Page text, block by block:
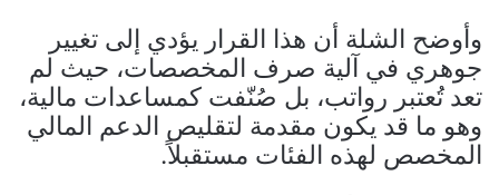
وأوضح الشلة أن هذا القرار يؤدي إلى تغيير
جوهري في آلية صرف المخصصات، حيث لم
تعد تُعتبر رواتب، بل صُنّفت كمساعدات مالية،
وهو ما قد يكون مقدمة لتقليص الدعم المالي
المخصص لهذه الفئات مستقبلاً.